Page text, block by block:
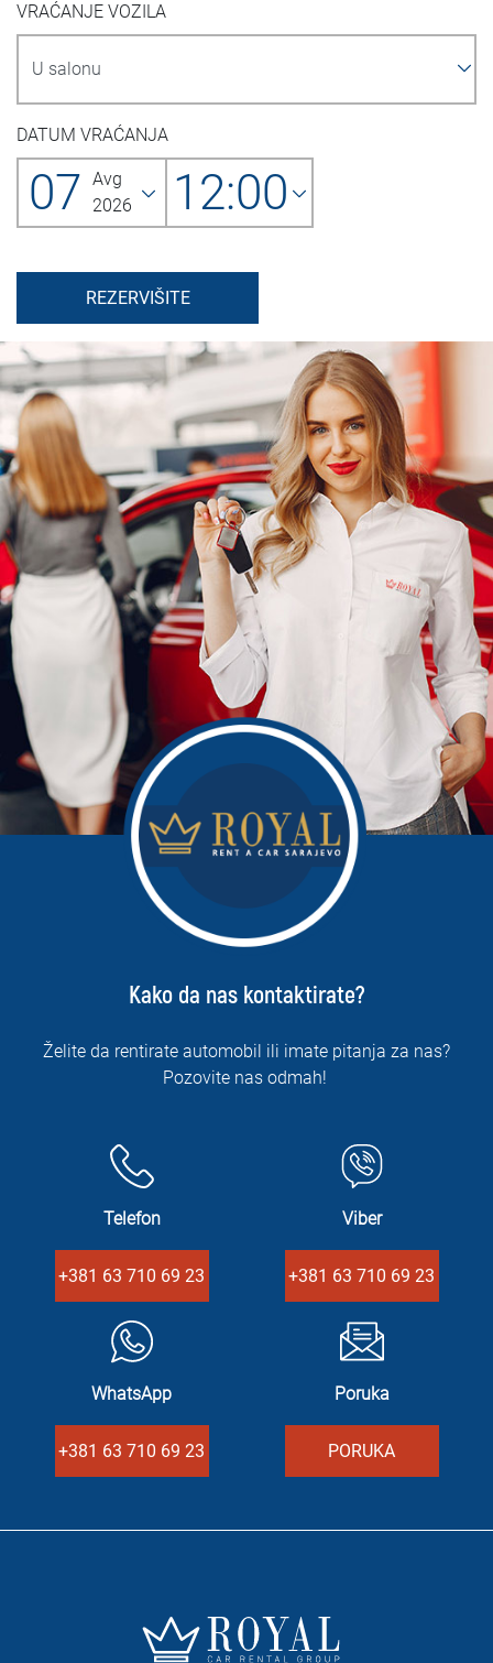
VRAĆANJE VOZILA
DATUM VRAĆANJA
07 Avg
2026
12:00
REZERVIŠITE
Kako da nas kontaktirate?
Želite da rentirate automobil ili imate pitanja za nas?
Pozovite nas odmah!
Telefon
+381 63 710 69 23
Viber
+381 63 710 69 23
WhatsApp
+381 63 710 69 23
Poruka
PORUKA